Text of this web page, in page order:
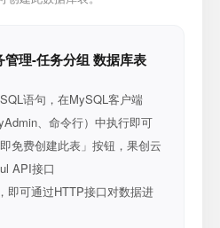
理-任务分组 数据库表
语句，在MySQL客户端
、命令行）中执行即可
免费创建此表」按钮，果创云
API接口
即可通过HTTP接口对数据进